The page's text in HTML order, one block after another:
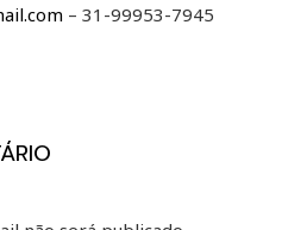
– 31-99953-7945